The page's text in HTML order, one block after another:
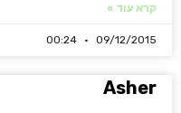
קרא עוד »
09/12/2015
Asher